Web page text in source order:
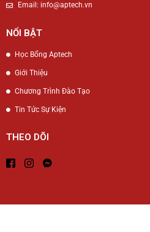
Email: info@aptech.vn
NỔI BẬT
Học Bổng Aptech
Giới Thiệu
Chương Trình Đào Tạo
Tin Tức Sự Kiện
THEO DÕI